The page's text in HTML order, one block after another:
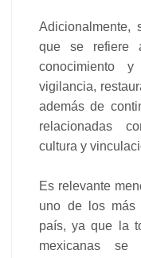
Adicionalmente,
que se refiere
conocimiento
vigilancia,
además de
relacionadas
cultura y
Es relevante
uno de los más
país, ya que la
mexicanas se